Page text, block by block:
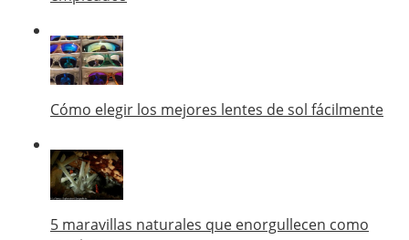
Cómo elegir los mejores lentes de sol fácilmente
5 maravillas naturales que enorgullecen como